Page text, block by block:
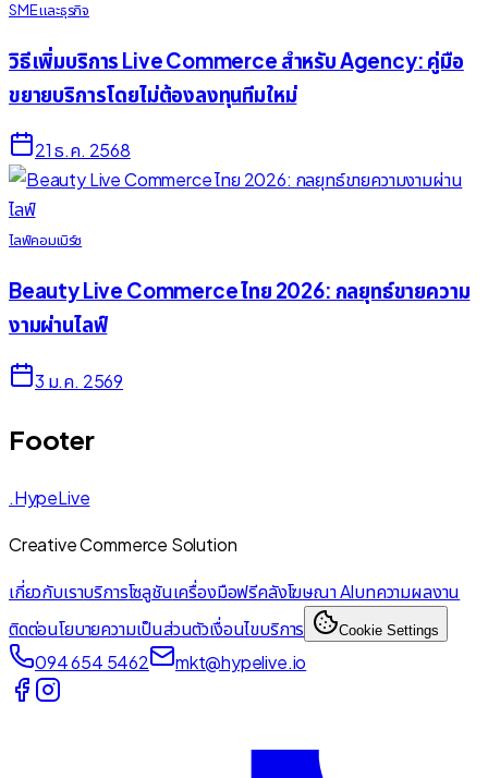
SME และธุรกิจ
วิธีเพิ่มบริการ Live Commerce สำหรับ Agency: คู่มือ
ขยายบริการโดยไม่ต้องลงทุนทีมใหม่
21 ธ.ค. 2568
ไลฟ์คอมเมิร์ซ
Beauty Live Commerce ไทย 2026: กลยุทธ์ขายความ
งามผ่านไลฟ์
3 ม.ค. 2569
Footer
.HypeLive
Creative Commerce Solution
เกี่ยวกับเราบริการโซลูชันเครื่องมือฟรีคลังโฆษณา AIบทความผลงาน
ติดต่อนโยบายความเป็นส่วนตัวเงื่อนไขบริการ Cookie Settings
094 654 5462 mkt@hypelive.io